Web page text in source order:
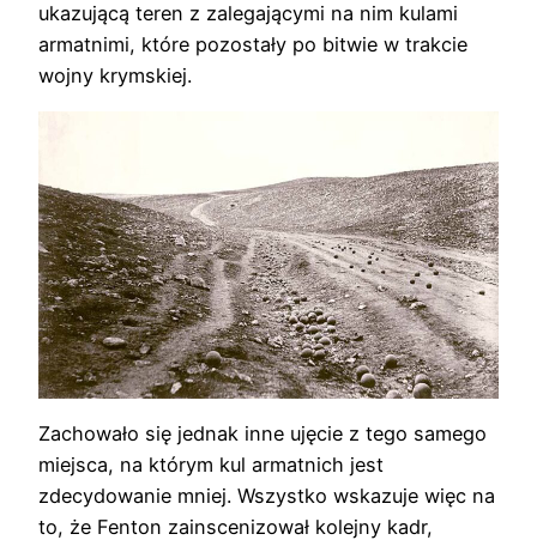
ukazującą teren z zalegającymi na nim kulami
armatnimi, które pozostały po bitwie w trakcie
wojny krymskiej.
Zachowało się jednak inne ujęcie z tego samego
miejsca, na którym kul armatnich jest
zdecydowanie mniej. Wszystko wskazuje więc na
to, że Fenton zainscenizował kolejny kadr,